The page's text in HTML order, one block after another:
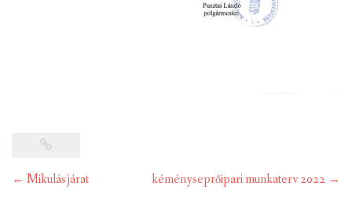
Post
← Mikulásjárat kéményseprőipari munkaterv 2022 →